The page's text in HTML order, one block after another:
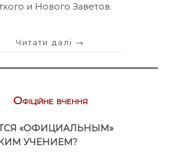
и Нового Заветов.
Читати далі →
Офіційне вчення
«ОФИЦИАЛЬНЫМ»
УЧЕНИЕМ?